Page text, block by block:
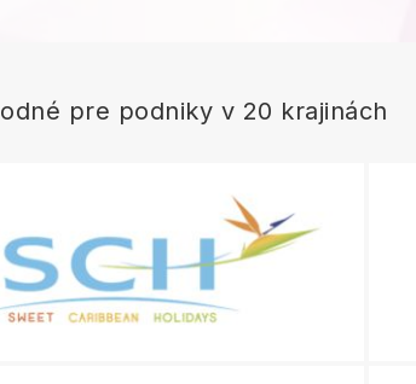
pre podniky v 20 krajinách